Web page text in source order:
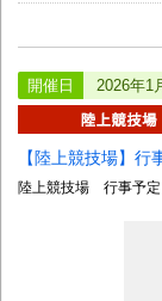
開催日 2026年1
【陸上競技場】
陸上競技場 行事予